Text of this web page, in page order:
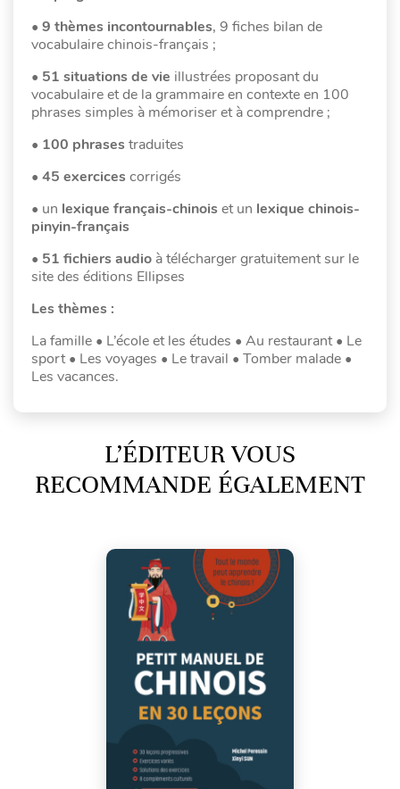
• 9 thèmes incontournables, 9 fiches bilan de
vocabulaire chinois-français ;
• 51 situations de vie illustrées proposant du
vocabulaire et de la grammaire en contexte en 100
phrases simples à mémoriser et à comprendre ;
• 100 phrases traduites
• 45 exercices corrigés
• un lexique français-chinois et un lexique chinois-
pinyin-français
• 51 fichiers audio à télécharger gratuitement sur le
site des éditions Ellipses
Les thèmes :
La famille • L’école et les études • Au restaurant • Le
sport • Les voyages • Le travail • Tomber malade •
Les vacances.
L’ÉDITEUR VOUS
RECOMMANDE ÉGALEMENT